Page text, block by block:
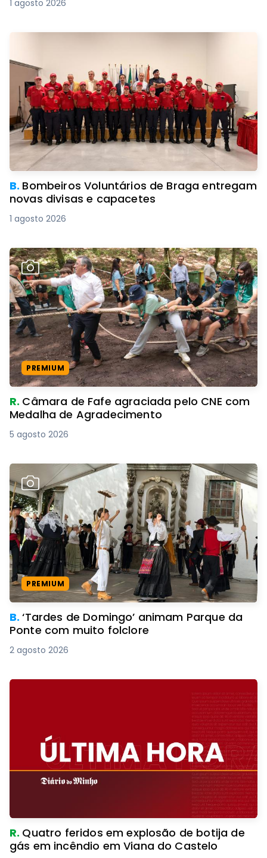
1 agosto 2026
B. Bombeiros Voluntários de Braga entregam
novas divisas e capacetes
1 agosto 2026
PREMIUM
R. Câmara de Fafe agraciada pelo CNE com
Medalha de Agradecimento
5 agosto 2026
PREMIUM
B.‘Tardes de Domingo’ animam Parque da
Ponte com muito folclore
2 agosto 2026
R. Quatro feridos em explosão de botija de
gás em incêndio em Viana do Castelo